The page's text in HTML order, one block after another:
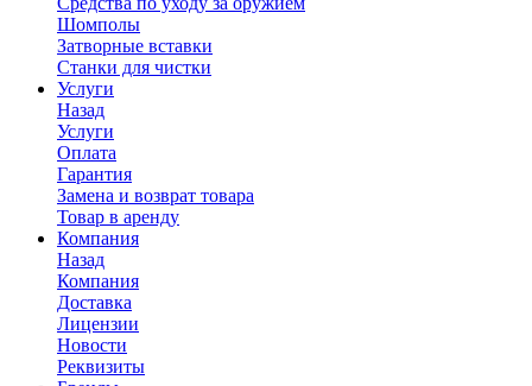
Шомполы
Затворные вставки
Станки для чистки
Услуги
Назад
Услуги
Оплата
Гарантия
Замена и возврат товара
Товар в аренду
Компания
Назад
Компания
Доставка
Лицензии
Новости
Реквизиты